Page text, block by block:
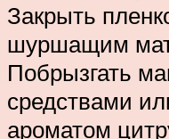
Закрыть
шуршащим
Побрызгать
средствами
ароматом